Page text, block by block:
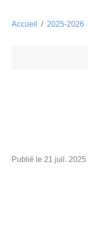
Accueil 2025-2026
Publié le 21 juil. 2025